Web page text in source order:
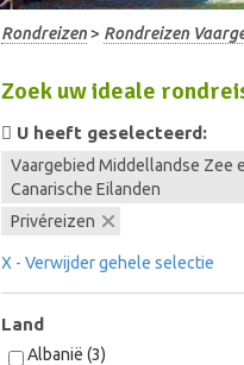
Rondreizen> Rondreizen
Zoek uw ideale
U heeft geselecteerd:
Vaargebied Middellandse Zee
Canarische Eilanden
Privéreizen
X - Verwijder gehele selectie
Land
Albanië (3)